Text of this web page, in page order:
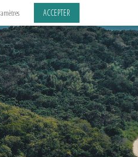
ACCEPTER